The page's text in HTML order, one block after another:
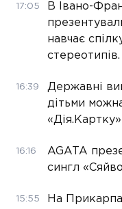
17:05
В Івано-
навчає
16:39
Державні
дітьми
«Дія.Картку»
16:16
AGATA
сингл
15:55
На